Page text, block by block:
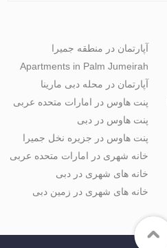
آپارتمان در منطقه جمیرا
Apartments in Palm Jumeirah
آپارتمان در محله دبی مارینا
پنت هاوس در امارات متحده عربی
پنت هاوس در دبی
پنت هاوس در جزیره نخل جمیرا
خانه شهری در امارات متحده عربی
خانه های شهری در دبی
خانه های شهری در زمین دبی